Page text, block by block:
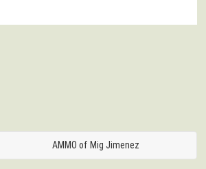
AMMO of Mig Jimenez